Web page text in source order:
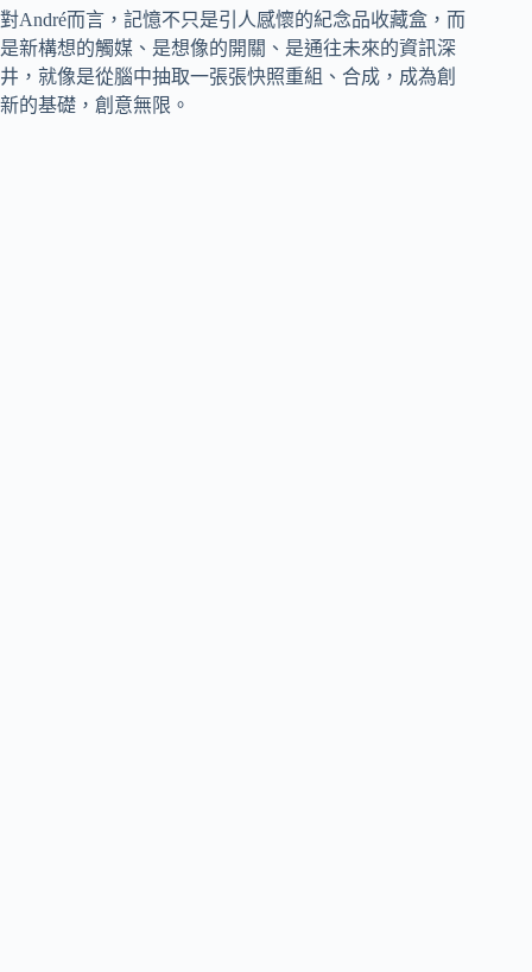
對André而言，記憶不只是引人感懷的紀念品收藏盒，而
是新構想的觸媒、是想像的開關、是通往未來的資訊深
井，就像是從腦中抽取一張張快照重組、合成，成為創
新的基礎，創意無限。